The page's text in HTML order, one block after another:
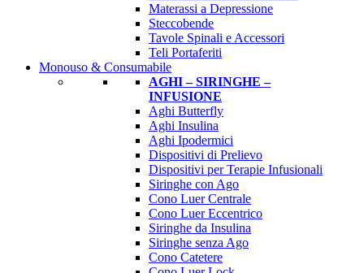
Materassi a Depressione
Steccobende
Tavole Spinali e Accessori
Teli Portaferiti
Monouso & Consumabile
AGHI – SIRINGHE –
INFUSIONE
Aghi Butterfly
Aghi Insulina
Aghi Ipodermici
Dispositivi di Prelievo
Dispositivi per Terapie Infusionali
Siringhe con Ago
Cono Luer Centrale
Cono Luer Eccentrico
Siringhe da Insulina
Siringhe senza Ago
Cono Catetere